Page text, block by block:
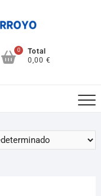
0
Total
0,00 €